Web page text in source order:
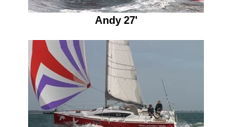
Andy 27'